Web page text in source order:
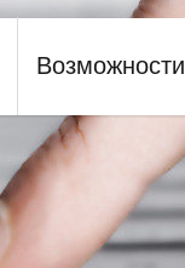
Возможности